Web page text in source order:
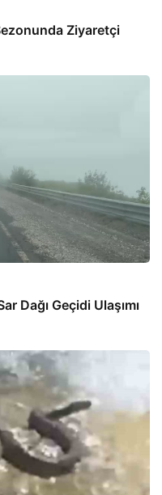
Ziyaretçi
Dağı Geçidi Ulaşımı